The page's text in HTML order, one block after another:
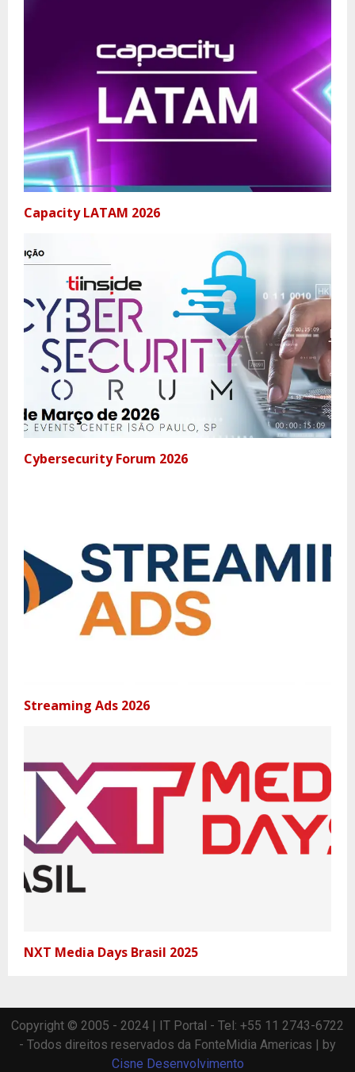
Capacity LATAM 2026
Cybersecurity Forum 2026
Streaming Ads 2026
NXT Media Days Brasil 2025
Copyright © 2005 - 2024 | IT Portal - Tel: +55 11 2743-6722
- Todos direitos reservados da FonteMidia Americas | by
Cisne Desenvolvimento